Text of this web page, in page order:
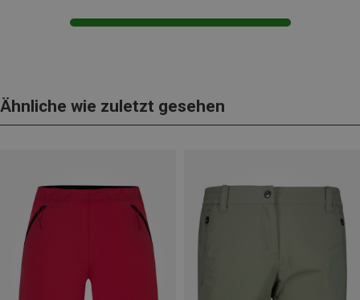
Ähnliche wie zuletzt gesehen